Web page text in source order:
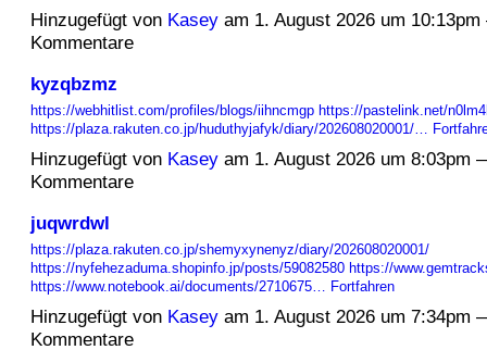
Hinzugefügt von Kaseyam 1. August 2026 um
Kommentare
kyzqbzmz
https://webhitlist.com/profiles/blogs/iihncmgp https://pastelink.net/
https://plaza.rakuten.co.jp/huduthyjafyk/diary/202608020001/…
Hinzugefügt von Kaseyam 1. August 2026 um 8:03pm
Kommentare
juqwrdwl
https://plaza.rakuten.co.jp/shemyxynenyz/diary/202608020001/
https://nyfehezaduma.shopinfo.jp/posts/59082580 https://
https://www.notebook.ai/documents/2710675…
Fortfahren
Hinzugefügt von Kaseyam 1. August 2026 um 7:34pm
Kommentare